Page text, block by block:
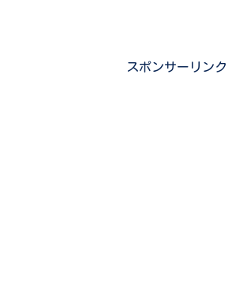
スポンサーリンク